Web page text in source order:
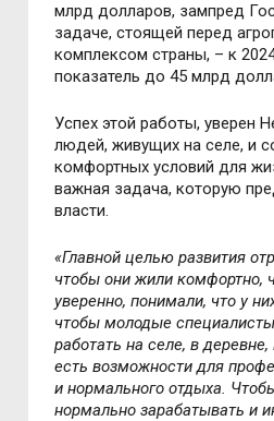
млрд долларов, зампред
задаче, стоящей перед
комплексом страны, – к
показатель до 45 млрд
Успех этой работы, уверен
людей, живущих на селе, и
комфортных условий для
важная задача, которую
власти.
«Главной целью развития
чтобы они жили комфортно,
уверенно, понимали, что у
чтобы молодые
работать на селе, в
есть возможности для
и нормального отдыха.
нормально зарабатывать и